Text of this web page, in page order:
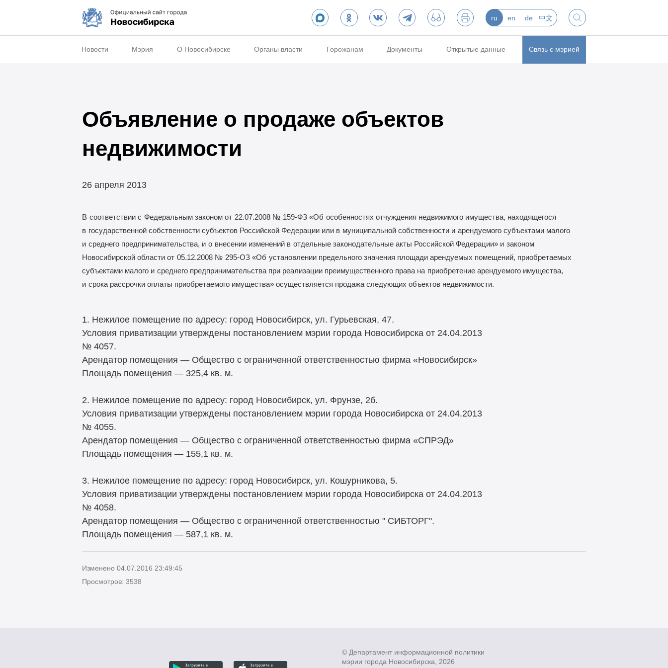
ru en de 中文
Новости Мэрия О Новосибирске Органы власти Горожанам Документы Открытые данные Связь с мэрией
Объявление о продаже объектов
недвижимости
26 апреля 2013
В соответствии с Федеральным законом от 22.07.2008 № 159-ФЗ «Об особенностях отчуждения недвижимого имущества, находящегося
в государственной собственности субъектов Российской Федерации или в муниципальной собственности и арендуемого субъектами малого
и среднего предпринимательства, и о внесении изменений в отдельные законодательные акты Российской Федерации» и законом
Новосибирской области от 05.12.2008 № 295-ОЗ «Об установлении предельного значения площади арендуемых помещений, приобретаемых
субъектами малого и среднего предпринимательства при реализации преимущественного права на приобретение арендуемого имущества,
и срока рассрочки оплаты приобретаемого имущества» осуществляется продажа следующих объектов недвижимости.
1. Нежилое помещение по адресу: город Новосибирск, ул. Гурьевская, 47.
Условия приватизации утверждены постановлением мэрии города Новосибирска от 24.04.2013
№ 4057.
Арендатор помещения — Общество с ограниченной ответственностью фирма «Новосибирск»
Площадь помещения — 325,4 кв. м.
2. Нежилое помещение по адресу: город Новосибирск, ул. Фрунзе, 2б.
Условия приватизации утверждены постановлением мэрии города Новосибирска от 24.04.2013
№ 4055.
Арендатор помещения — Общество с ограниченной ответственностью фирма «СПРЭД»
Площадь помещения — 155,1 кв. м.
3. Нежилое помещение по адресу: город Новосибирск, ул. Кошурникова, 5.
Условия приватизации утверждены постановлением мэрии города Новосибирска от 24.04.2013
№ 4058.
Арендатор помещения — Общество с ограниченной ответственностью " СИБТОРГ".
Площадь помещения — 587,1 кв. м.
Изменено 04.07.2016 23:49:45
Просмотров: 3538
© Департамент информационной политики
мэрии города Новосибирска, 2026